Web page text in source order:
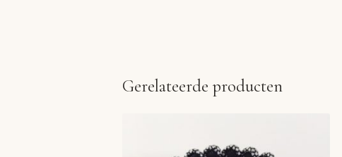
Gerelateerde producten